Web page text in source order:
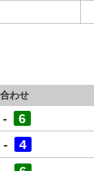
わせ
- 6
- 4